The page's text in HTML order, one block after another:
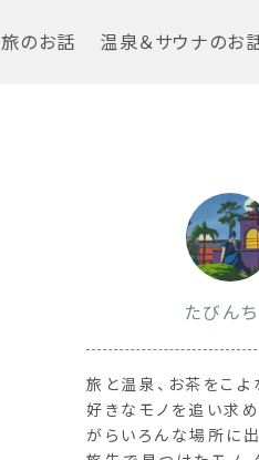
旅のお話 温泉＆サウナのお
たびん
旅と温泉、お茶をこよ
好きなモノを追い求
がらいろんな場所に出